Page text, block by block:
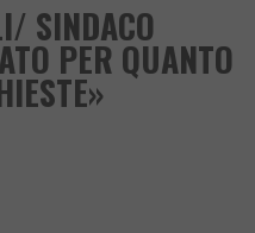
SINDACO
PER QUANTO